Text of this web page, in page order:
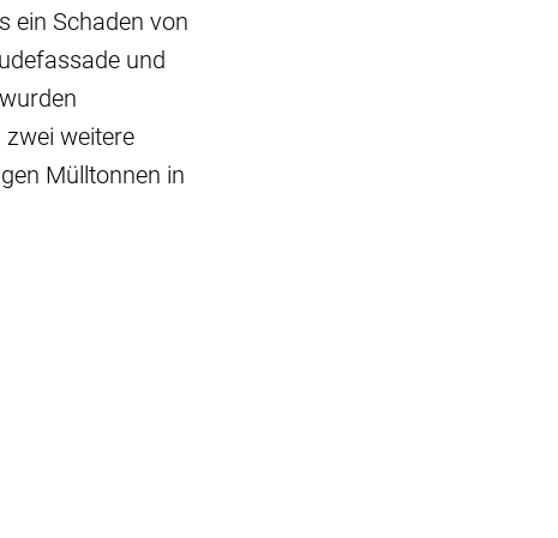
ein Schaden von
und
weitere
Mülltonnen in